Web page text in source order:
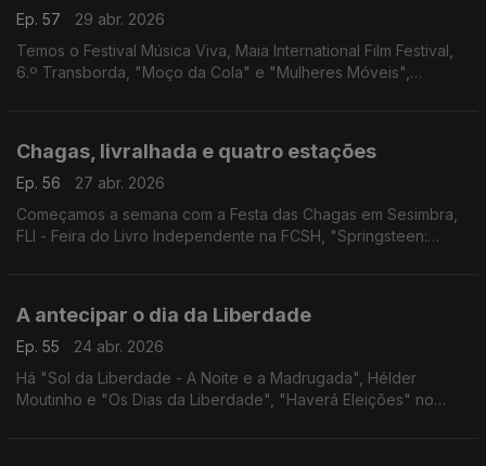
Ep. 57
29 abr. 2026
Temos o Festival Música Viva, Maia International Film Festival,
6.º Transborda, "Moço da Cola" e "Mulheres Móveis",
Chagas, livralhada e quatro estações
Ep. 56
27 abr. 2026
Começamos a semana com a Festa das Chagas em Sesimbra,
FLI - Feira do Livro Independente na FCSH, "Springsteen:
A antecipar o dia da Liberdade
Ep. 55
24 abr. 2026
Há "Sol da Liberdade - A Noite e a Madrugada", Hélder
Moutinho e "Os Dias da Liberdade", "Haverá Eleições" no